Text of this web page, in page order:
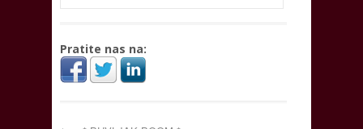
Pratite nas na: